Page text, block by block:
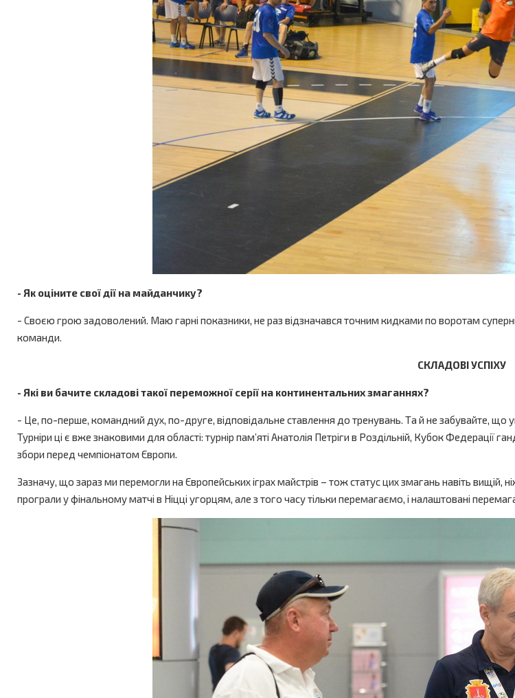
- Як оціните свої дії на майданчику?
- Своєю грою задоволений. Маю гарні показники, не раз відзначався точним кидками по воротам
команди.
СКЛАДОВІ УСПІХУ
- Які ви бачите складові такої переможної серії на континентальних змаганнях?
- Це, по-перше, командний дух, по-друге, відповідальне ставлення до тренувань. Та й не забувайте, що
Турніри ці є вже знаковими для області: турнір пам’яті Анатолія Петріги в Роздільній, Кубок Федерації
збори перед чемпіонатом Європи.
Зазначу, що зараз ми перемогли на Європейських іграх майстрів – тож статус цих змагань навіть вищій,
програли у фінальному матчі в Ніцці угорцям, але з того часу тільки перемагаємо, і налаштовані